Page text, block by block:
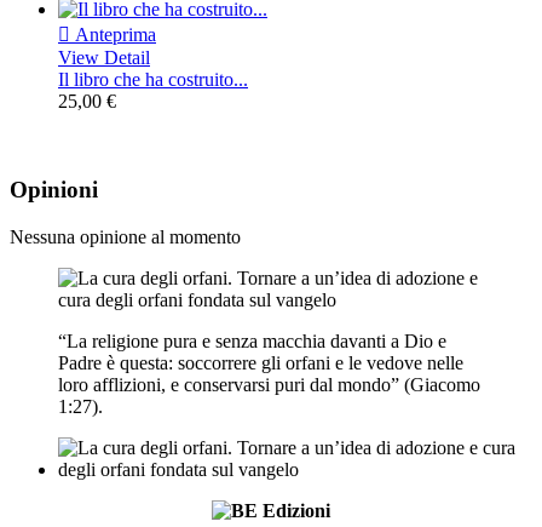
 Anteprima
View Detail
Il libro che ha costruito...
25,00 €
Opinioni
Nessuna opinione al momento
“La religione pura e senza macchia davanti a Dio e
Padre è questa: soccorrere gli orfani e le vedove nelle
loro afflizioni, e conservarsi puri dal mondo” (Giacomo
1:27).